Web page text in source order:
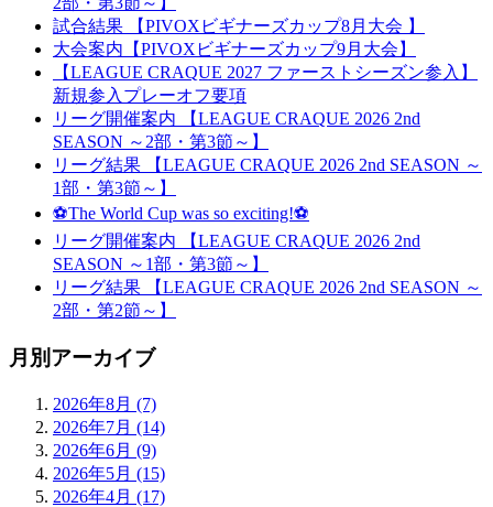
試合結果 【PIVOXビギナーズカップ8月大会 】
大会案内【PIVOXビギナーズカップ9月大会】
【LEAGUE CRAQUE 2027 ファーストシーズン参入】
新規参入プレーオフ要項
リーグ開催案内 【LEAGUE CRAQUE 2026 2nd
SEASON ～2部・第3節～】
リーグ結果 【LEAGUE CRAQUE 2026 2nd SEASON ～
1部・第3節～】
⚽The World Cup was so exciting!⚽
リーグ開催案内 【LEAGUE CRAQUE 2026 2nd
SEASON ～1部・第3節～】
リーグ結果 【LEAGUE CRAQUE 2026 2nd SEASON ～
2部・第2節～】
月別アーカイブ
2026年8月 (7)
2026年7月 (14)
2026年6月 (9)
2026年5月 (15)
2026年4月 (17)